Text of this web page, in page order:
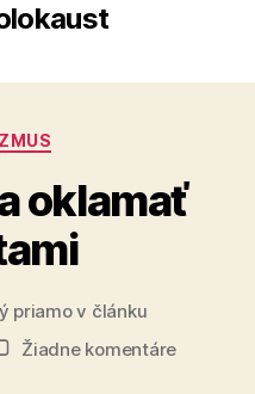
oklamať
priamo v článku
Žiadne komentárena